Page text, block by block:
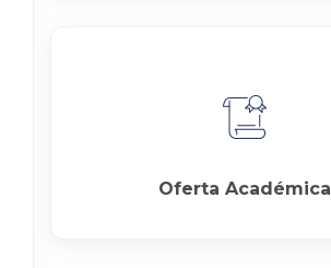
Oferta Académica